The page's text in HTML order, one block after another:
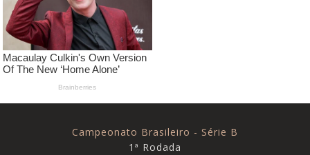
Campeonato Brasileiro - Série B
1ª Rodada